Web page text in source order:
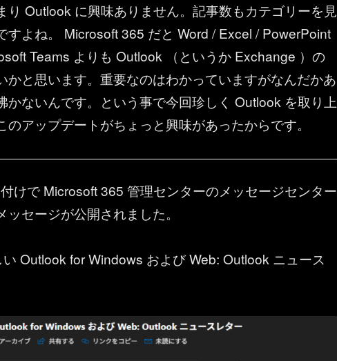
り Outlook に興味ありません。記事数もカテゴリーを見
すよね。 Microsoft 365 だと Word / Excel / PowerPoint
Teams よりも Outlook （というか Exchange ）の
かと思います。重要なのはわかっていますがなんだかあ
かないんです。という事で今回珍しく Outlook を取り上
のアップデートがちょっと興味があったからです。
けで Microsoft 365 管理センターのメッセージセンター
ッセージが公開されました。
Outlook for Windows および Web: Outlook ニュース